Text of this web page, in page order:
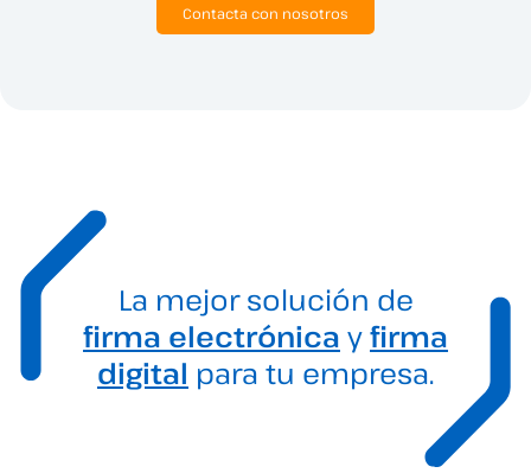
Contacta con nosotros
La mejor solución de
firma electrónica yfirma
digital para tu empresa.